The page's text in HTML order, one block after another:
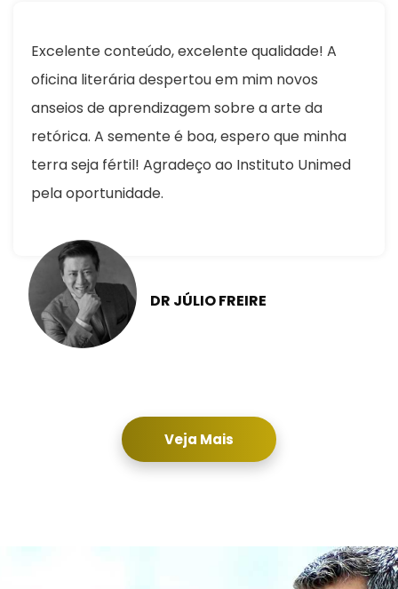
Excelente conteúdo, excelente qualidade! A
oficina literária despertou em mim novos
anseios de aprendizagem sobre a arte da
retórica. A semente é boa, espero que minha
terra seja fértil! Agradeço ao Instituto Unimed
pela oportunidade.
DR JÚLIO FREIRE
Veja Mais